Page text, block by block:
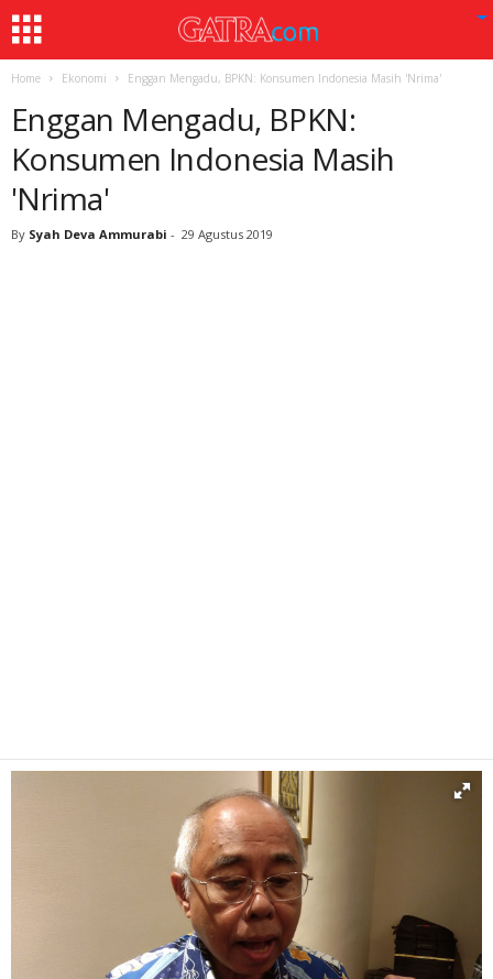
Home Ekonomi Enggan Mengadu, BPKN: Konsumen Indonesia Masih 'Nrima'
Enggan Mengadu, BPKN:
Konsumen Indonesia Masih
'Nrima'
By Syah Deva Ammurabi - 29 Agustus 2019